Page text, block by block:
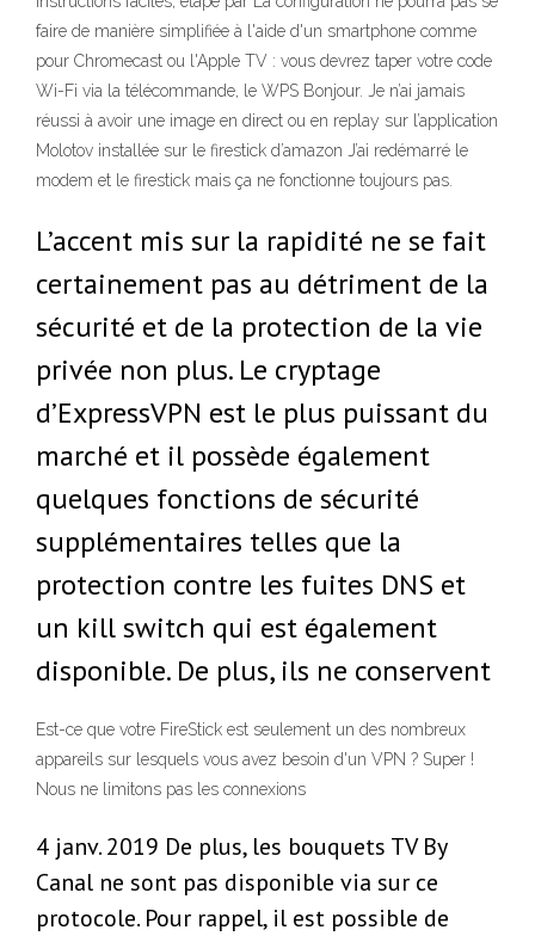
faire de manière simplifiée à l'aide d'un smartphone comme
pour Chromecast ou l'Apple TV : vous devrez taper votre code
Wi-Fi via la télécommande, le WPS Bonjour. Je n’ai jamais
réussi à avoir une image en direct ou en replay sur l’application
Molotov installée sur le firestick d’amazon J’ai redémarré le
modem et le firestick mais ça ne fonctionne toujours pas.
L’accent mis sur la rapidité ne se fait
certainement pas au détriment de la
sécurité et de la protection de la vie
privée non plus. Le cryptage
d’ExpressVPN est le plus puissant du
marché et il possède également
quelques fonctions de sécurité
supplémentaires telles que la
protection contre les fuites DNS et
un kill switch qui est également
disponible. De plus, ils ne conservent
Est-ce que votre FireStick est seulement un des nombreux
appareils sur lesquels vous avez besoin d'un VPN ? Super !
Nous ne limitons pas les connexions
4 janv. 2019 De plus, les bouquets TV By
Canal ne sont pas disponible via sur ce
protocole. Pour rappel, il est possible de